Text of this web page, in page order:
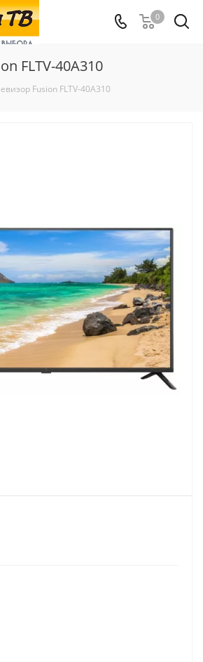
0
FLTV-40A310
Fusion FLTV-40A310